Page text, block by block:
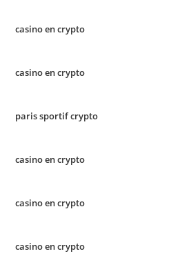
casino en crypto
casino en crypto
paris sportif crypto
casino en crypto
casino en crypto
casino en crypto